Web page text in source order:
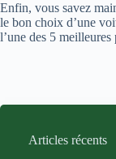
Enfin, vous savez
le bon choix d’une
l’une des 5 meilleures
Articles récents